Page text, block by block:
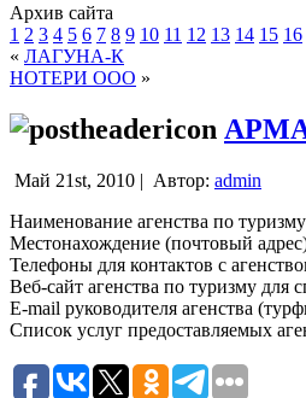
Архив сайта
1 2 3 4 5 6 7 8 9 10 11 12 13 14 15 16
« ЛАГУНА-К
НОТЕРИ ООО »
Май 21st, 2010 | Автор: admin
Наименование агенства по
Местонахождение (почтовый
Телефоны для контактов с
Веб-сайт агенства по туризму для
E-mail руководителя агенства
Список услуг предоставляемых